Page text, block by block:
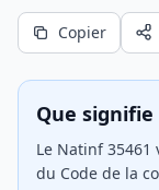
Copier
Que signifie
Le Natinf
du Code de la